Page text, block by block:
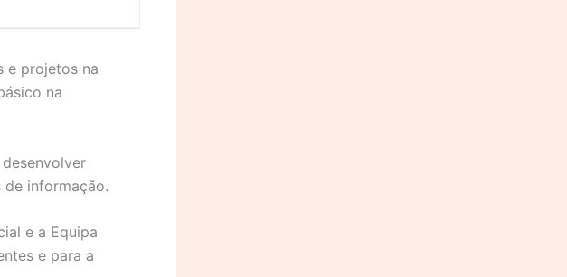
e projetos na
na
informação.
e a Equipa
e para a